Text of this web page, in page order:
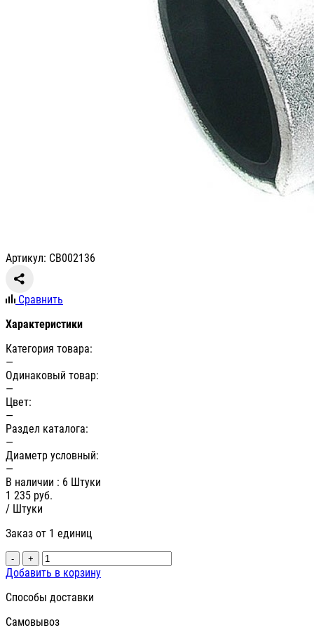
Артикул: СВ002136
Сравнить
Характеристики
Категория товара:
—
Одинаковый товар:
—
Цвет:
—
Раздел каталога:
—
Диаметр условный:
—
В наличии : 6 Штуки
1 235 руб.
/ Штуки
Заказ от 1 единиц
- +
Добавить в корзину
Способы доставки
Самовывоз